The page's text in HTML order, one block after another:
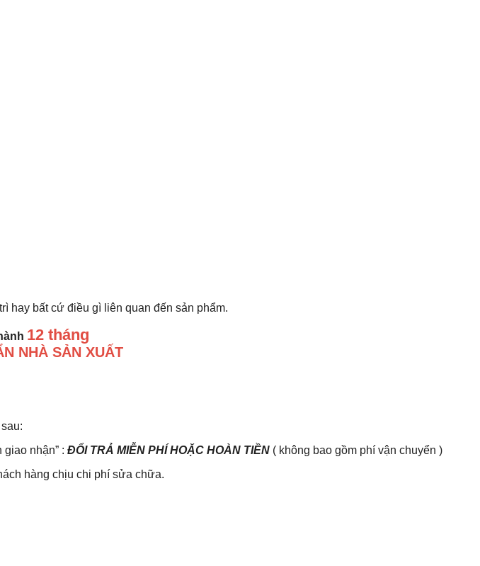
hay bất cứ điều gì liên quan đến sản phẩm.
12 tháng
NHÀ SẢN XUẤT
nhận” : ĐỔI TRẢ MIỄN PHÍ HOẶC HOÀN TIỀN ( không bao gồm phí vận chuyển )
hàng chịu chi phí sửa chữa.